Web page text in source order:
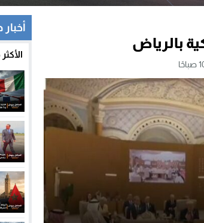
بالرياض
أخبار